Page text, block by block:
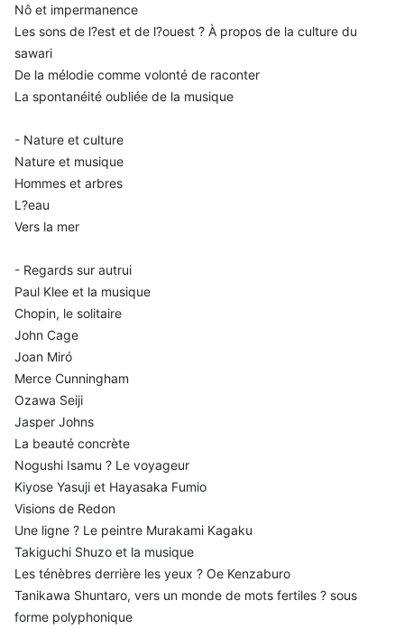
Nô et impermanence
Les sons de l?est et de l?ouest ? À propos de la culture du
sawari
De la mélodie comme volonté de raconter
La spontanéité oubliée de la musique
- Nature et culture
Nature et musique
Hommes et arbres
L?eau
Vers la mer
- Regards sur autrui
Paul Klee et la musique
Chopin, le solitaire
John Cage
Joan Miró
Merce Cunningham
Ozawa Seiji
Jasper Johns
La beauté concrète
Nogushi Isamu ? Le voyageur
Kiyose Yasuji et Hayasaka Fumio
Visions de Redon
Une ligne ? Le peintre Murakami Kagaku
Takiguchi Shuzo et la musique
Les ténèbres derrière les yeux ? Oe Kenzaburo
Tanikawa Shuntaro, vers un monde de mots fertiles ? sous
forme polyphonique